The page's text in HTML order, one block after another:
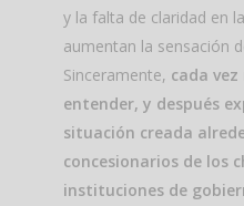
y la falta de claridad en
aumentan la sensación
Sinceramente, cada
entender, y después
situación creada
concesionarios de los
instituciones de